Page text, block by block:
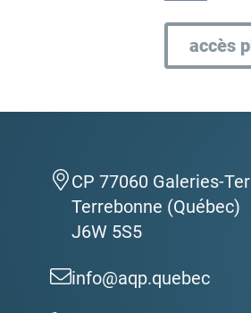
accès
CP 77060 Galeries-
Terrebonne (Québec)
J6W 5S5
info@aqp.quebec